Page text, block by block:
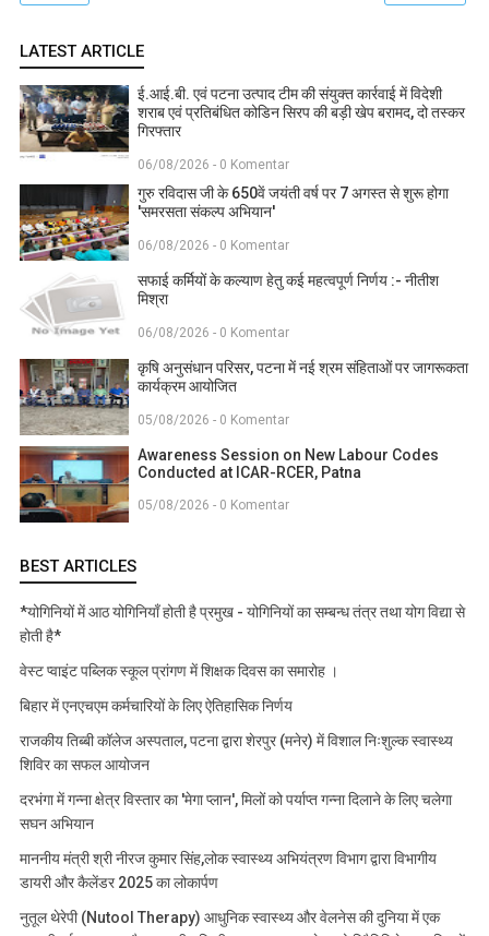
LATEST ARTICLE
ई.आई.बी. एवं पटना उत्पाद टीम की संयुक्त कार्रवाई में विदेशी
शराब एवं प्रतिबंधित कोडिन सिरप की बड़ी खेप बरामद, दो तस्कर
गिरफ्तार
06/08/2026 - 0 Komentar
गुरु रविदास जी के 650वें जयंती वर्ष पर 7 अगस्त से शुरू होगा
'समरसता संकल्प अभियान'
06/08/2026 - 0 Komentar
सफाई कर्मियों के कल्याण हेतु कई महत्वपूर्ण निर्णय :- नीतीश
मिश्रा
06/08/2026 - 0 Komentar
कृषि अनुसंधान परिसर, पटना में नई श्रम संहिताओं पर जागरूकता
कार्यक्रम आयोजित
05/08/2026 - 0 Komentar
Awareness Session on New Labour Codes
Conducted at ICAR-RCER, Patna
05/08/2026 - 0 Komentar
BEST ARTICLES
*योगिनियों में आठ योगिनियाँ होती है प्रमुख - योगिनियों का सम्बन्ध तंत्र तथा योग विद्या से
होती है*
वेस्ट प्वाइंट पब्लिक स्कूल प्रांगण में शिक्षक दिवस का समारोह ।
बिहार में एनएचएम कर्मचारियों के लिए ऐतिहासिक निर्णय
राजकीय तिब्बी कॉलेज अस्पताल, पटना द्वारा शेरपुर (मनेर) में विशाल निःशुल्क स्वास्थ्य
शिविर का सफल आयोजन
दरभंगा में गन्ना क्षेत्र विस्तार का 'मेगा प्लान', मिलों को पर्याप्त गन्ना दिलाने के लिए चलेगा
सघन अभियान
माननीय मंत्री श्री नीरज कुमार सिंह,लोक स्वास्थ्य अभियंत्रण विभाग द्वारा विभागीय
डायरी और कैलेंडर 2025 का लोकार्पण
नुतूल थेरेपी (Nutool Therapy) आधुनिक स्वास्थ्य और वेलनेस की दुनिया में एक